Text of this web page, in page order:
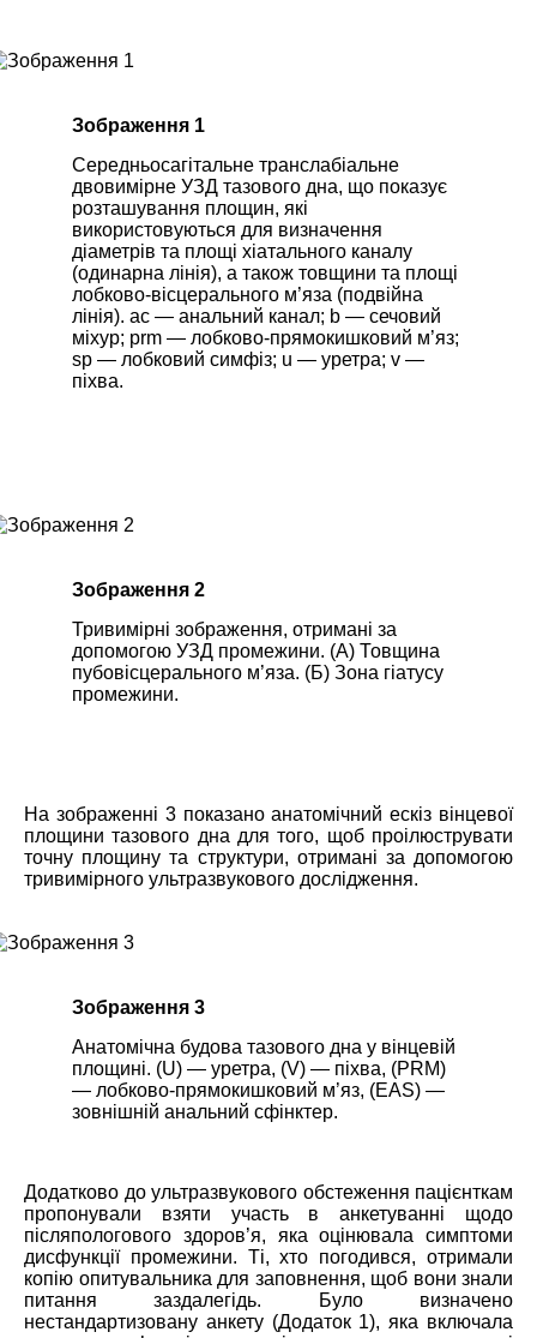
Зображення 1
Середньосагітальне транслабіальне
двовимірне УЗД тазового дна, що показує
розташування площин, які
використовуються для визначення
діаметрів та площі хіатального каналу
(одинарна лінія), а також товщини та площі
лобково-вісцерального м’яза (подвійна
лінія). ac — анальний канал; b — сечовий
міхур; prm — лобково-прямокишковий м’яз;
sp — лобковий симфіз; u — уретра; v —
піхва.
Зображення 2
Тривимірні зображення, отримані за
допомогою УЗД промежини. (А) Товщина
пубовісцерального м’яза. (Б) Зона гіатусу
промежини.
На зображенні 3 показано анатомічний ескіз вінцевої
площини тазового дна для того, щоб проілюструвати
точну площину та структури, отримані за допомогою
тривимірного ультразвукового дослідження.
Зображення 3
Анатомічна будова тазового дна у вінцевій
площині. (U) — уретра, (V) — піхва, (PRM)
— лобково-прямокишковий м’яз, (EAS) —
зовнішній анальний сфінктер.
Додатково до ультразвукового обстеження пацієнткам
пропонували взяти участь в анкетуванні щодо
післяпологового здоров’я, яка оцінювала симптоми
дисфункції промежини. Ті, хто погодився, отримали
копію опитувальника для заповнення, щоб вони знали
питання заздалегідь. Було визначено
нестандартизовану анкету (Додаток 1), яка включала